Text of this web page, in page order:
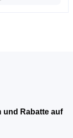
und Rabatte auf